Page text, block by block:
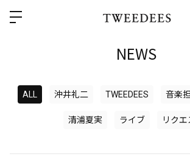
NEWS
ALL 沖井礼二 TWEEDEES 音楽
清浦夏実 ライブ リクエ